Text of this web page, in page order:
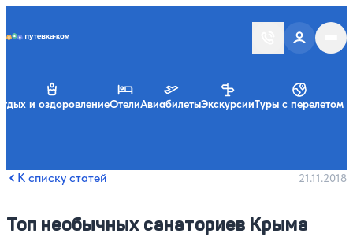
и оздоровлениеОтелиАвиабилетыЭкскурсииТуры с перелетом
Топ необычных санаториев Крыма
К списку статей 21.11.2018